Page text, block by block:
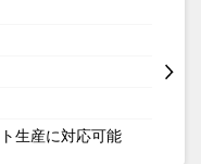
生産に対応可能